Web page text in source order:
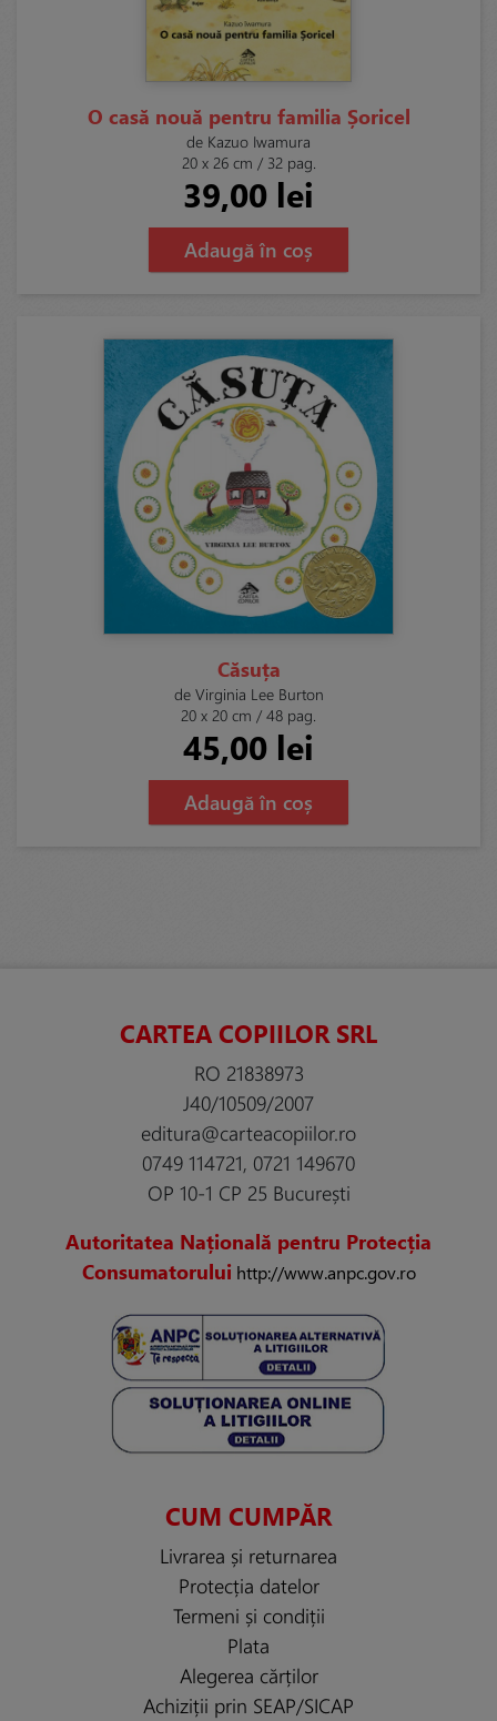
O casă nouă pentru familia Șoricel
de Kazuo Iwamura
20 x 26 cm / 32 pag.
39,00 lei
Adaugă în coș
Căsuța
de Virginia Lee Burton
20 x 20 cm / 48 pag.
45,00 lei
Adaugă în coș
CARTEA COPIILOR SRL
RO 21838973
J40/10509/2007
editura@carteacopiilor.ro
0749 114721, 0721 149670
OP 10-1 CP 25 București
Autoritatea Națională pentru Protecția
Consumatorului http://www.anpc.gov.ro
CUM CUMPĂR
Livrarea și returnarea
Protecția datelor
Termeni și condiții
Plata
Alegerea cărților
Achiziții prin SEAP/SICAP